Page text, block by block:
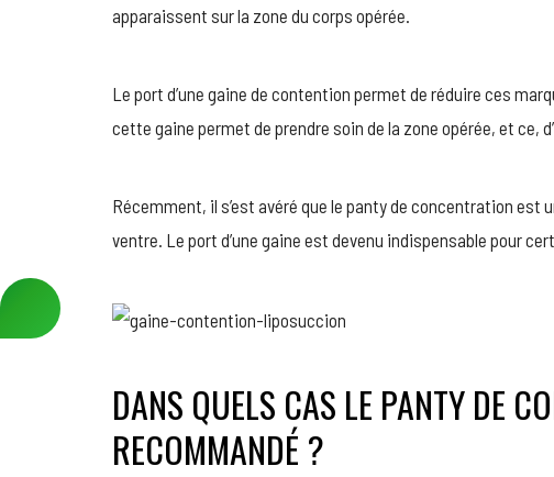
apparaissent sur la zone du corps opérée.
Le port d’une gaine de contention permet de réduire ces
cette gaine permet de prendre soin de la zone opérée, et ce,
Récemment, il s’est avéré que le panty de concentration est
ventre. Le port d’une gaine est devenu indispensable pour
DANS QUELS CAS LE PANTY DE
RECOMMANDÉ ?